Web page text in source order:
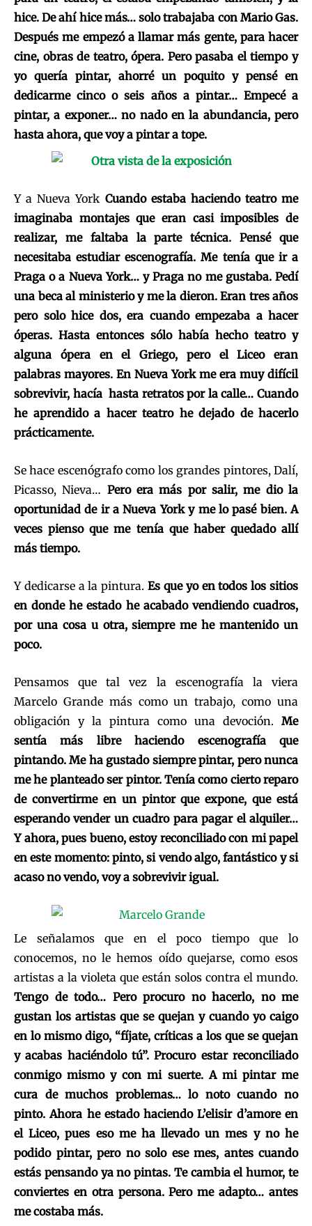
hice. De ahí hice más… solo trabajaba con Mario Gas.
Después me empezó a llamar más gente, para hacer
cine, obras de teatro, ópera. Pero pasaba el tiempo y
yo quería pintar, ahorré un poquito y pensé en
dedicarme cinco o seis años a pintar… Empecé a
pintar, a exponer… no nado en la abundancia, pero
hasta ahora, que voy a pintar a tope.
Y a Nueva York Cuando estaba haciendo teatro me
imaginaba montajes que eran casi imposibles de
realizar, me faltaba la parte técnica. Pensé que
necesitaba estudiar escenografía. Me tenía que ir a
Praga o a Nueva York… y Praga no me gustaba. Pedí
una beca al ministerio y me la dieron. Eran tres años
pero solo hice dos, era cuando empezaba a hacer
óperas. Hasta entonces sólo había hecho teatro y
alguna ópera en el Griego, pero el Liceo eran
palabras mayores. En Nueva York me era muy difícil
sobrevivir, hacía hasta retratos por la calle… Cuando
he aprendido a hacer teatro he dejado de hacerlo
prácticamente.
Se hace escenógrafo como los grandes pintores, Dalí,
Picasso, Nieva… Pero era más por salir, me dio la
oportunidad de ir a Nueva York y me lo pasé bien. A
veces pienso que me tenía que haber quedado allí
más tiempo.
Y dedicarse a la pintura.Es que yo en todos los sitios
en donde he estado he acabado vendiendo cuadros,
por una cosa u otra, siempre me he mantenido un
poco.
Pensamos que tal vez la escenografía la viera
Marcelo Grande más como un trabajo, como una
obligación y la pintura como una devoción. Me
sentía más libre haciendo escenografía que
pintando. Me ha gustado siempre pintar, pero nunca
me he planteado ser pintor. Tenía como cierto reparo
de convertirme en un pintor que expone, que está
esperando vender un cuadro para pagar el alquiler…
Y ahora, pues bueno, estoy reconciliado con mi papel
en este momento: pinto, si vendo algo, fantástico y si
acaso no vendo, voy a sobrevivir igual.
Le señalamos que en el poco tiempo que lo
conocemos, no le hemos oído quejarse, como esos
artistas a la violeta que están solos contra el mundo.
Tengo de todo… Pero procuro no hacerlo, no me
gustan los artistas que se quejan y cuando yo caigo
en lo mismo digo, “fíjate, críticas a los que se quejan
y acabas haciéndolo tú”. Procuro estar reconciliado
conmigo mismo y con mi suerte. A mi pintar me
cura de muchos problemas… lo noto cuando no
pinto. Ahora he estado haciendo L’elisir d’amore en
el Liceo, pues eso me ha llevado un mes y no he
podido pintar, pero no solo ese mes, antes cuando
estás pensando ya no pintas. Te cambia el humor, te
conviertes en otra persona. Pero me adapto… antes
me costaba más.